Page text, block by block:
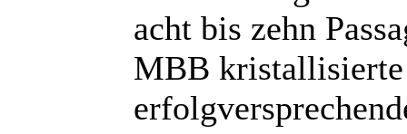
acht bis zehn
MBB